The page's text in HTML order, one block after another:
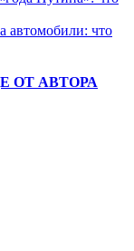
автомобили: что
ОТ АВТОРА